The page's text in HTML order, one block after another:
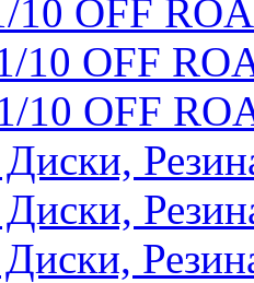
10 OFF
10 OFF
10 OFF
Диски,
Диски,
Диски,